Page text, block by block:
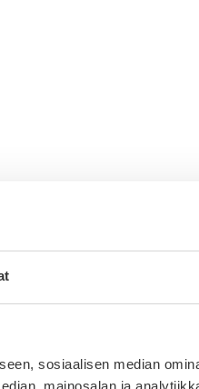
sosiaalisen median